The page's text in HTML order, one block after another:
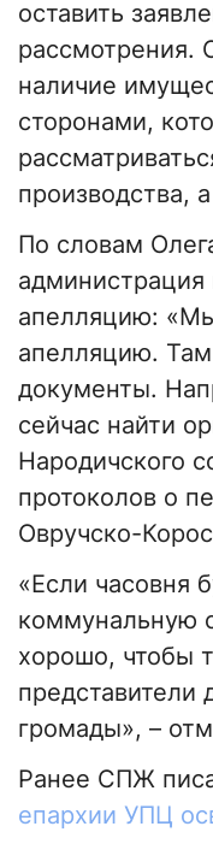
оставить
рассмотрения.
наличие
сторонами,
производства,
По словам
администрация
апелляцию:
апелляцию.
документы.
сейчас найти
Народичского
протоколов о
Овручско-
«Если часовня
коммунальную
хорошо, чтобы
представители
громады», –
Ранее СПЖ
епархии УПЦ